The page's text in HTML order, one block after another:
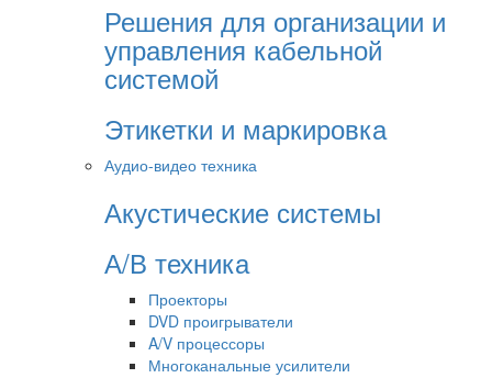
Решения для организации и
управления кабельной
системой
Этикетки и маркировка
Аудио-видео техника
Акустические системы
А/В техника
Проекторы
DVD проигрыватели
A/V процессоры
Многоканальные усилители